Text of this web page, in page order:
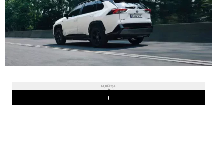
REKLAMA
Play